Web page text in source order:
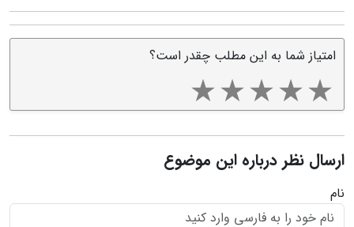
امتیاز شما به این مطلب چقدر است؟
ارسال نظر درباره این موضوع
نام